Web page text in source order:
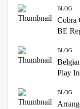
BLOG
Cobra
BE
BLOG
Play
BLOG